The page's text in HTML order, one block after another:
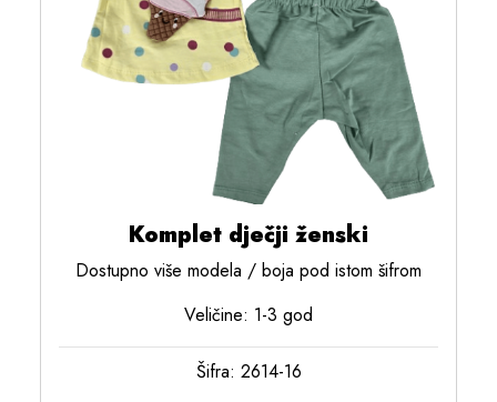
Komplet dječji ženski
Dostupno više modela / boja pod istom šifrom
Veličine: 1-3 god
Šifra: 2614-16